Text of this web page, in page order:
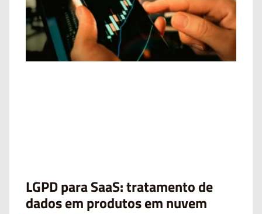
LGPD para SaaS: tratamento de
dados em produtos em nuvem